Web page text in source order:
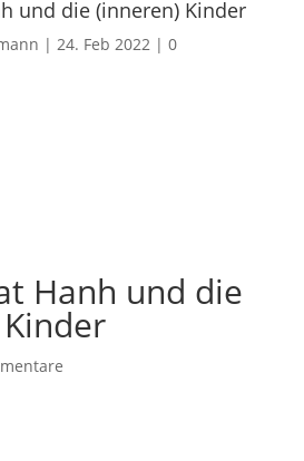
und die (inneren) Kinder
| 24. Feb 2022| 0
Hanh und die